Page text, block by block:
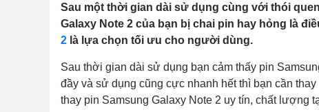
Sau một thời gian dài sử dụng cùng với thói
Galaxy Note 2 của bạn bị chai pin hay hỏng là
2 là lựa chọn tối ưu cho người dùng.
Sau thời gian dài sử dụng bạn cảm thấy pin
đầy và sử dụng cũng cực nhanh hết thì bạn cần
thay pin Samsung Galaxy Note 2 uy tín, chất lượng